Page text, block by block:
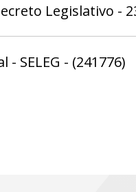
Legislativo -
- SELEG - (241776)